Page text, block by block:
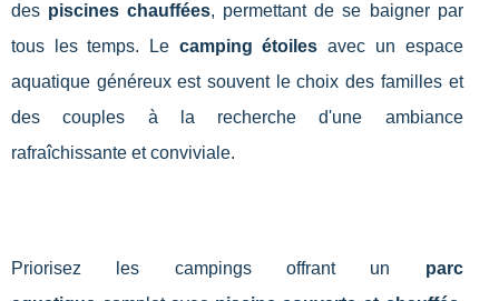
des piscines chauffées, permettant de se baigner par
tous les temps. Le camping étoiles avec un espace
aquatique généreux est souvent le choix des familles et
des couples à la recherche d'une ambiance
rafraîchissante et conviviale.
Priorisez les campings offrant un parc